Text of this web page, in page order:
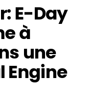
E-Day
à
une
Engine